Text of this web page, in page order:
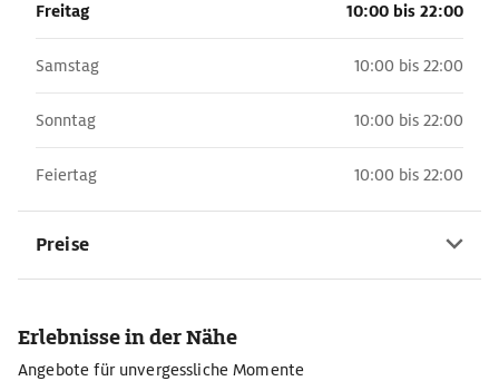
Freitag 10:00 bis 22:00
Samstag 10:00 bis 22:00
Sonntag 10:00 bis 22:00
Feiertag 10:00 bis 22:00
Preise
Erlebnisse in der Nähe
Angebote für unvergessliche Momente